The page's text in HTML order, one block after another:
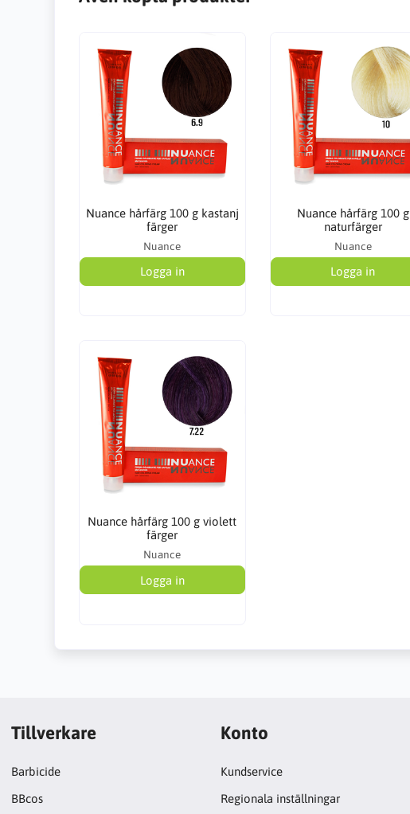
Nuance hårfärg 100 g kastanj
färger
Nuance
Logga in
Nuance hårfärg 100 g
naturfärger
Nuance
Logga in
Nuance hårfärg 100 g violett
färger
Nuance
Logga in
Tillverkare
Barbicide
BBcos
Konto
Kundservice
Regionala inställningar